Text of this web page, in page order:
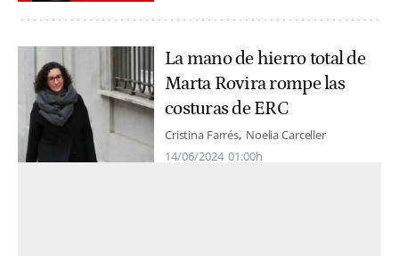
La mano de hierro total de
Marta Rovira rompe las
costuras de ERC
Cristina Farrés Noelia Carceller
14/06/2024 01:00h